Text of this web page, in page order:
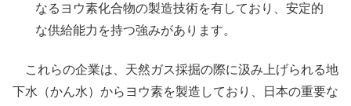
なるヨウ素化合物の製造技術を有しており、安定的
な供給能力を持つ強みがあります。
これらの企業は、天然ガス採掘の際に汲み上げられる地
下水（かん水）からヨウ素を製造しており、日本の重要な